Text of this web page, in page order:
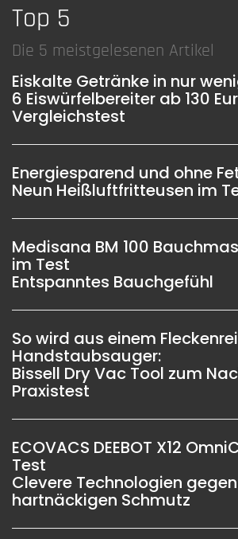
Top 5
Die 5 meistgelesenen Artikel
Eiskalte Getränke in nur
6 Eiswürfelbereiter ab 130
Vergleichstest
Energiesparend und ohne
Neun Heißluftfritteusen im
Medisana BM 100
im Test
Entspanntes Bauchgefühl
So wird aus einem
Handstaubsauger:
Bissell Dry Vac Tool zum
Praxistest
ECOVACS DEEBOT X12
Test
Clevere Technologien gegen
hartnäckigen Schmutz